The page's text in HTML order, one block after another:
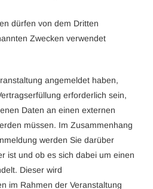
dürfen von dem Dritten
Zwecken verwendet
angemeldet haben,
erforderlich sein,
Daten an einen externen
müssen. Im Zusammenhang
werden Sie darüber
ist und ob es sich dabei um einen
Dieser wird
im Rahmen der Veranstaltung